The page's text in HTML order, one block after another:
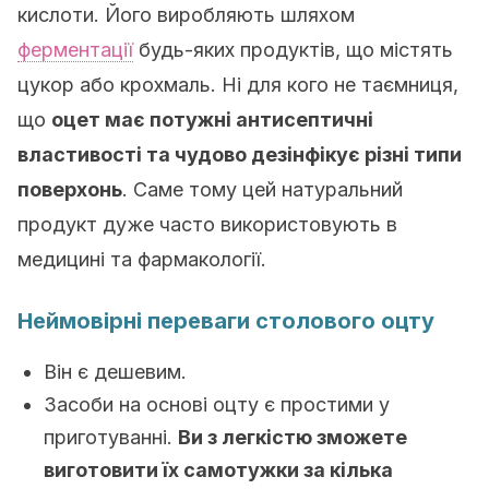
кислоти. Його виробляють шляхом
ферментаціїбудь-яких продуктів, що містять
цукор або крохмаль. Ні для кого не таємниця,
що оцет має потужні антисептичні
властивості та чудово дезінфікує різні типи
поверхонь. Саме тому цей натуральний
продукт дуже часто використовують в
медицині та фармакології.
Неймовірні переваги столового оцту
Він є дешевим.
Засоби на основі оцту є простими у
приготуванні. Ви з легкістю зможете
виготовити їх самотужки за кілька